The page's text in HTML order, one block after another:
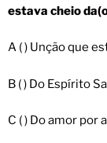
estava cheio
A ( ) Unção que
B ( ) Do Espírito
C ( ) Do amor por